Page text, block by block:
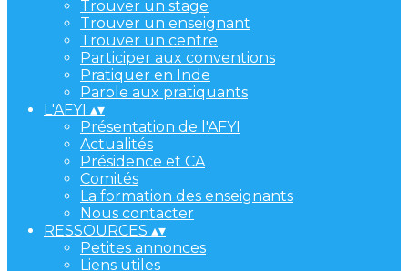
Trouver un stage
Trouver un enseignant
Trouver un centre
Participer aux conventions
Pratiquer en Inde
Parole aux pratiquants
L'AFYI ▴▾
Présentation de l'AFYI
Actualités
Présidence et CA
Comités
La formation des enseignants
Nous contacter
RESSOURCES ▴▾
Petites annonces
Liens utiles